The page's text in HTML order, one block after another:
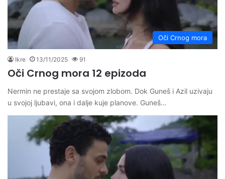
Oči Crnog mora
Ikre 13/11/2025 91
Oči Crnog mora 12 epizoda
Nermin ne prestaje sa svojom zlobom. Dok Guneš i Azil uzivaju
u svojoj ljubavi, ona i dalje kuje planove. Guneš…